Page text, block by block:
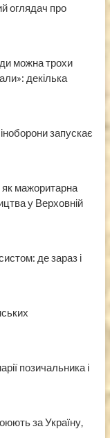
оглядач про
можна трохи
декілька
запускає
як мажоритарна
у Верховній
де зараз і
позичальника і
за Україну,